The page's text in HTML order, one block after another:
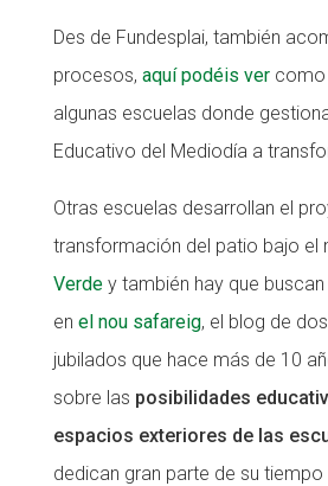
Des de Fundesplai, también
procesos, aquí podéis vercomo
algunas escuelas donde
Educativo del Mediodía a
Otras escuelas desarrollan el
transformación del patio bajo el
Verdey también hay que
en el nou safareig, el blog de
jubilados que hace más de 10
sobre las posibilidades
espacios exteriores de las
dedican gran parte de su